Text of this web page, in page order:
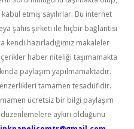
etmiş sayılırlar. Bu internet
şahıs şirketi ile hiçbir bağlantısı
kendi hazırladığımız makaleler
haber niteliği taşımamakta
paylaşım yapılmamaktadır.
tamamen tesadüfidir.
ücretsiz bir bilgi paylaşım
aykırı olduğunu